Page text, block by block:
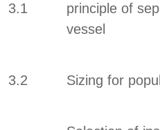
3.1
principle of
vessel
3.2 Sizing for